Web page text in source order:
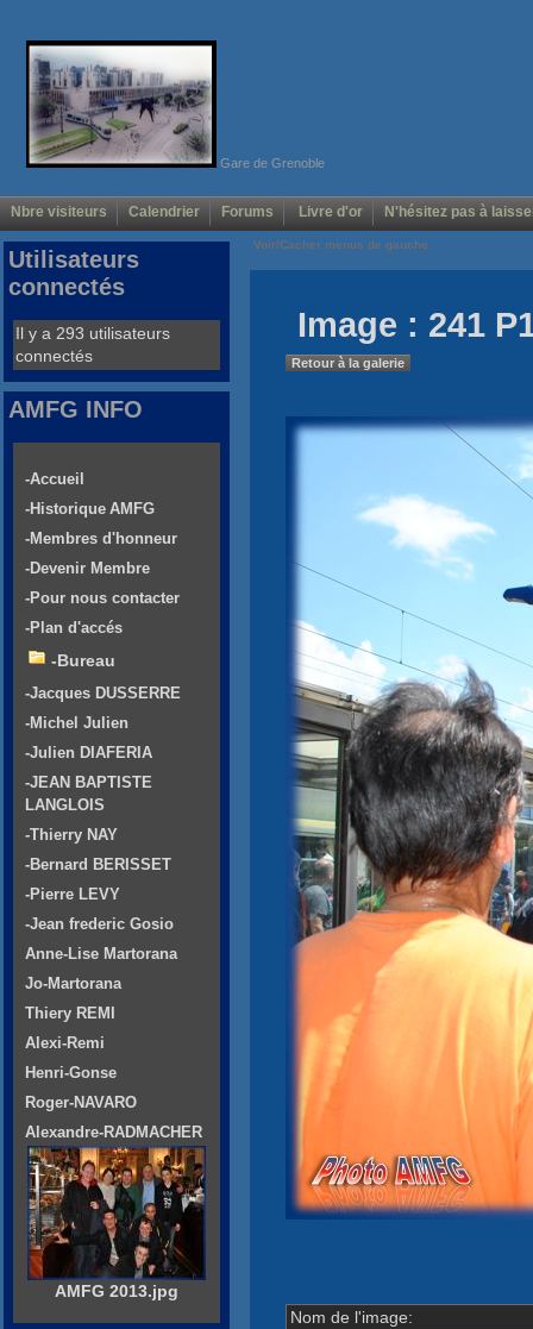
Gare de Grenoble
Nbre visiteurs Calendrier Forums Livre d'or N'hésitez pas à
Voir/Cacher menus de gauche
Image : 241
Retour à la galerie
Nom de l'image:
Utilisateurs
connectés
Il y a 293 utilisateurs
connectés
AMFG INFO
-Accueil
-Historique AMFG
-Membres d'honneur
-Devenir Membre
-Pour nous contacter
-Plan d'accés
-Bureau
-Jacques DUSSERRE
-Michel Julien
-Julien DIAFERIA
-JEAN BAPTISTE
LANGLOIS
-Thierry NAY
-Bernard BERISSET
-Pierre LEVY
-Jean frederic Gosio
Anne-Lise Martorana
Jo-Martorana
Thiery REMI
Alexi-Remi
Henri-Gonse
Roger-NAVARO
Alexandre-RADMACHER
AMFG 2013.jpg